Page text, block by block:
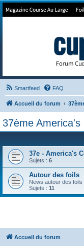
Forum de Cup
Smartfeed FAQ
Accueil du forum
37ème America's
37e - America's
Sujets : 6
Autour des foils
News autour des foils
Sujets : 11
Accueil du forum